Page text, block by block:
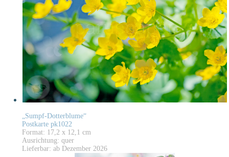
„Sumpf-Dotterblume“
Postkarte pk1022
Format: 17,2 x 12,1 cm
Ausrichtung: quer
Lieferbar: ab Dezember 2026